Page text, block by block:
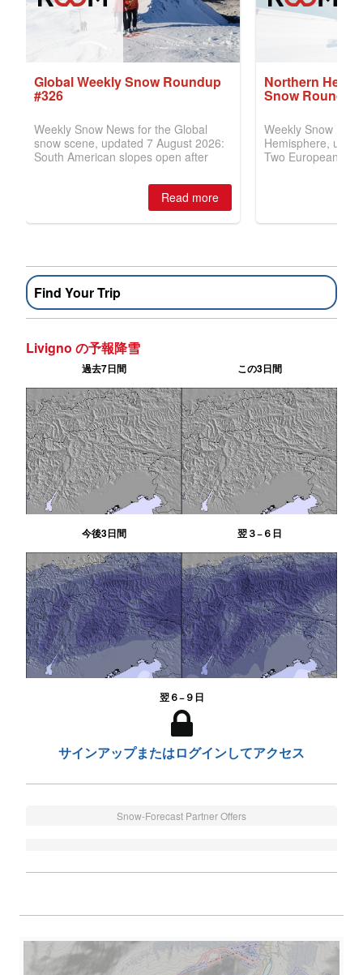
Find Your Trip
Livigno の予報降雪
過去7日間 この3日間
今後3日間 翌３−６日
翌６−９日
サインアップまたはログインしてアクセス
Snow-Forecast Partner Offers